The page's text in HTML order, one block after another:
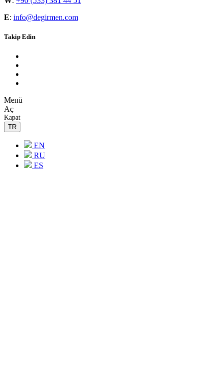
E: info@degirmen.com
Takip Edin
Menü
Aç
Kapat
TR
EN
RU
ES